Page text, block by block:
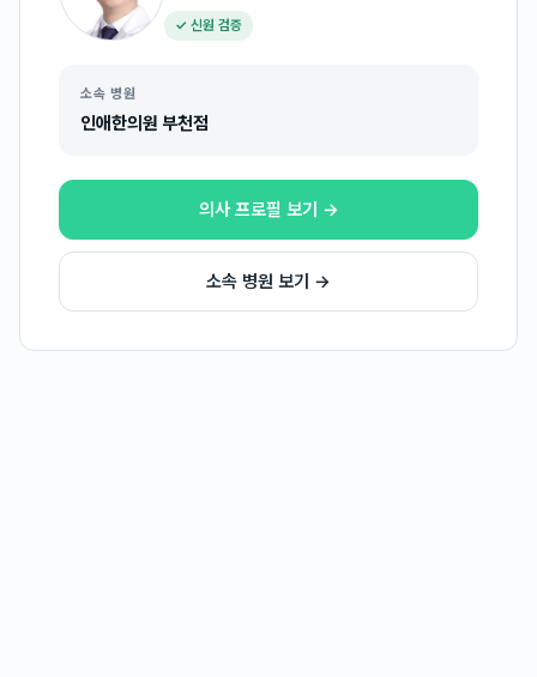
✓ 신원 검증
소속 병원
인애한의원 부천점
의사 프로필 보기 →
소속 병원 보기 →